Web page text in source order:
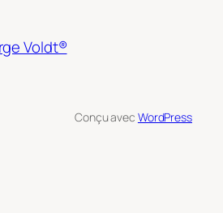
Voldt®
Conçu avec WordPress